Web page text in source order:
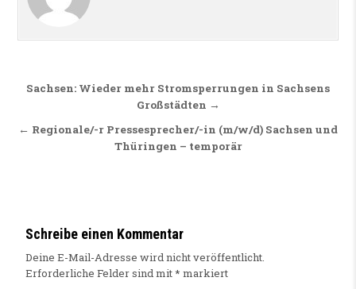
Beitragsnavigation
Sachsen: Wieder mehr Stromsperrungen in Sachsens
Großstädten →
← Regionale/-r Pressesprecher/-in (m/w/d) Sachsen und
Thüringen – temporär
Schreibe einen Kommentar
Deine E-Mail-Adresse wird nicht veröffentlicht.
Erforderliche Felder sind mit* markiert